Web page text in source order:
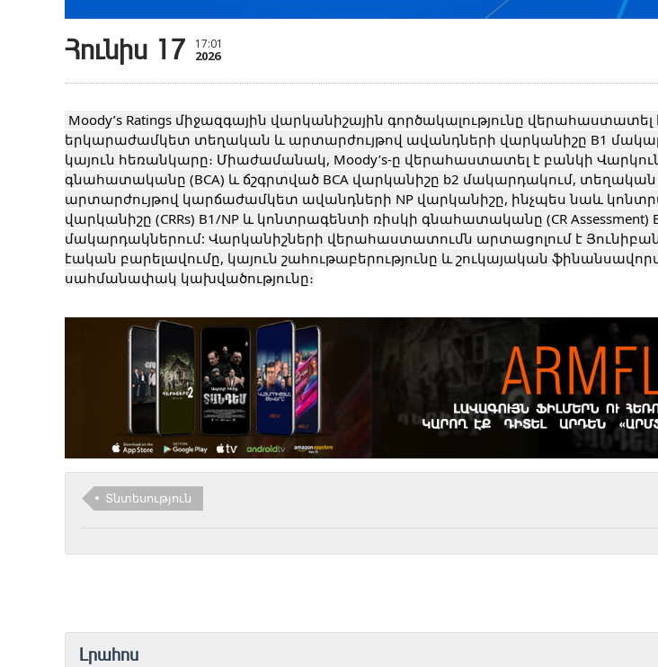
Հունիս 17 17:01
2026
երկարաժամկետ տեղական և արտարժույթով ավանդների վարկանիշը B1
կայուն հեռանկարը։ Միաժամանակ, Moody’s-ը վերահաստատել է բանկի
գնահատականը (BCA) և ճշգրտված BCA վարկանիշը b2 մակարդակում, տեղական
արտարժույթով կարճաժամկետ ավանդների NP վարկանիշը, ինչպես նաև
վարկանիշը (CRRs) B1/NP և կոնտրագենտի ռիսկի գնահատականը (CR Assessment)
մակարդակներում: Վարկանիշների վերահաստատումն արտացոլում է
էական բարելավումը, կայուն շահութաբերությունը և շուկայական
սահմանափակ կախվածությունը։
Տնտեսություն
Լրահոս